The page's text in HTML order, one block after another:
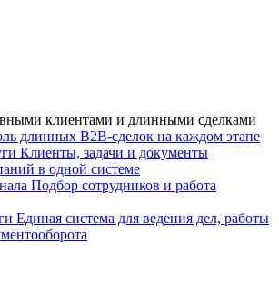
клиентами и длинными сделками
длинных B2B-сделок на каждом этапе
Клиенты, задачи и документы
в одной системе
Подбор сотрудников и работа
Единая система для ведения дел, работы